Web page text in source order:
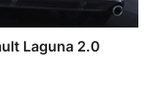
Laguna 2.0